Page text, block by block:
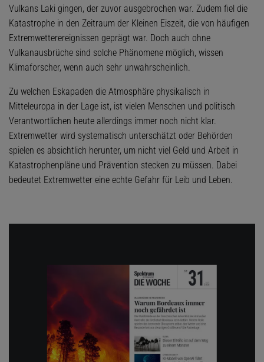
Vulkans Laki gingen, der zuvor ausgebrochen war. Zudem fiel die
Katastrophe in den Zeitraum der Kleinen Eiszeit, die von häufigen
Extremwetterereignissen geprägt war. Doch auch ohne
Vulkanausbrüche sind solche Phänomene möglich, wissen
Klimaforscher, wenn auch sehr unwahrscheinlich.
Zu welchen Eskapaden die Atmosphäre physikalisch in
Mitteleuropa in der Lage ist, ist vielen Menschen und politisch
Verantwortlichen heute allerdings immer noch nicht klar.
Extremwetter wird systematisch unterschätzt oder Behörden
spielen es absichtlich herunter, um nicht viel Geld und Arbeit in
Katastrophenpläne und Prävention stecken zu müssen. Dabei
bedeutet Extremwetter eine echte Gefahr für Leib und Leben.